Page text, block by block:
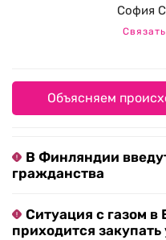
София
Объясняем
В Финляндии
гражданства
Ситуация с газом в
приходится закупать